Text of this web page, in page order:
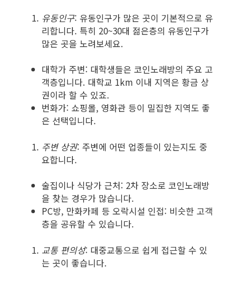
유동인구: 유동인구가 많은 곳이 기본적으로 유
리합니다. 특히 20~30대 젊은층의 유동인구가
많은 곳을 노려보세요.
대학가 주변: 대학생들은 코인노래방의 주요 고
객층입니다. 대학교 1km 이내 지역은 황금 상
권이라 할 수 있죠.
번화가: 쇼핑몰, 영화관 등이 밀집한 지역도 좋
은 선택입니다.
주변 상권: 주변에 어떤 업종들이 있는지도 중
요합니다.
술집이나 식당가 근처: 2차 장소로 코인노래방
을 찾는 경우가 많습니다.
PC방, 만화카페 등 오락시설 인접: 비슷한 고객
층을 공유할 수 있습니다.
교통 편의성: 대중교통으로 쉽게 접근할 수 있
는 곳이 좋습니다.